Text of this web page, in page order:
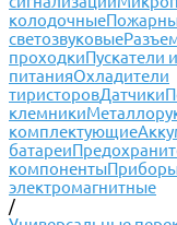
колодочные
светозвуковые
проходкиПускатели
питанияОхладители
тиристоровДатчики
клемники
комплектующие
батареи
компоненты
электромагнитные
/